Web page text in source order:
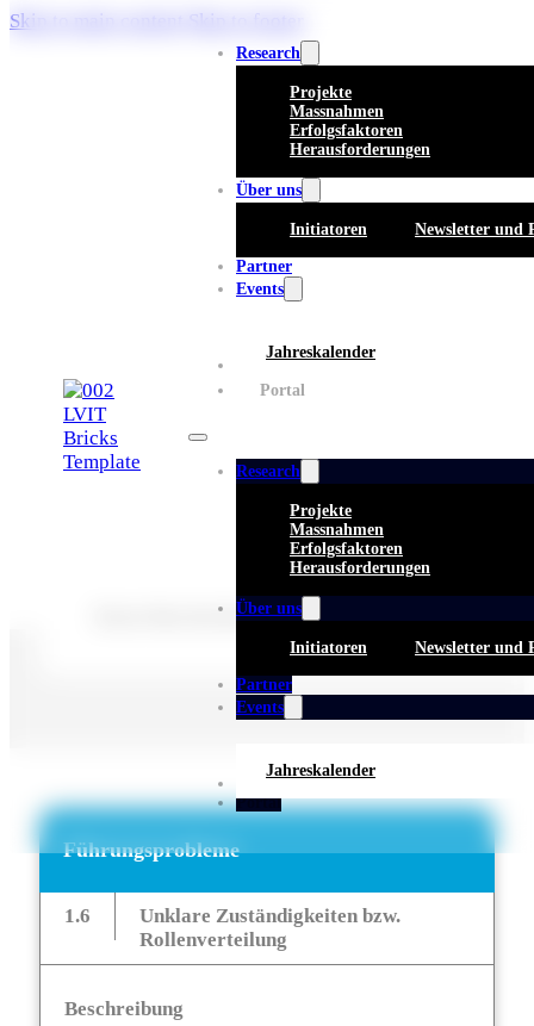
Skip to main content
Research
Projekte
Massnahmen
Erfolgsfaktoren
Herausforderungen
Über uns
Initiatoren Newsletter und
Partner
Events
Jahreskalender
Whitepaper
Portal
Research
Projekte
Massnahmen
Erfolgsfaktoren
Herausforderungen
Über uns
Initiatoren Newsletter und
Partner
Events
Jahreskalender
Whitepaper
Portal
Keine Beschreibung für diese Taxonomie gefunden.
Führungsprobleme
1.6
Unklare Zuständigkeiten bzw.
Rollenverteilung
Beschreibung